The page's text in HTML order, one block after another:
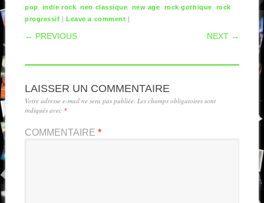
pop
indie rock ,neo classique new age rock gothique
rock
progressif |Leave a comment |
POST NAVIGATION
← PREVIOUS NEXT →
LAISSER UN COMMENTAIRE
Votre adresse e-mail ne sera pas publiée. Les champs obligatoires sont
indiqués avec *
COMMENTAIRE *